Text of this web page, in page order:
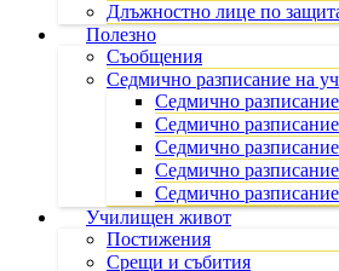
Длъжностно лице по
Полезно
Съобщения
Седмично разписание на
Седмично
Седмично
Седмично
Седмично
Седмично
Училищен живот
Постижения
Срещи и събития